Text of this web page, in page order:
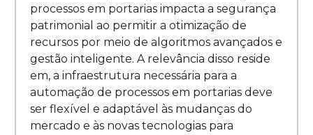
processos em portarias impacta a segurança
patrimonial ao permitir a otimização de
recursos por meio de algoritmos avançados e
gestão inteligente. A relevância disso reside
em, a infraestrutura necessária para a
automação de processos em portarias deve
ser flexível e adaptável às mudanças do
mercado e às novas tecnologias para